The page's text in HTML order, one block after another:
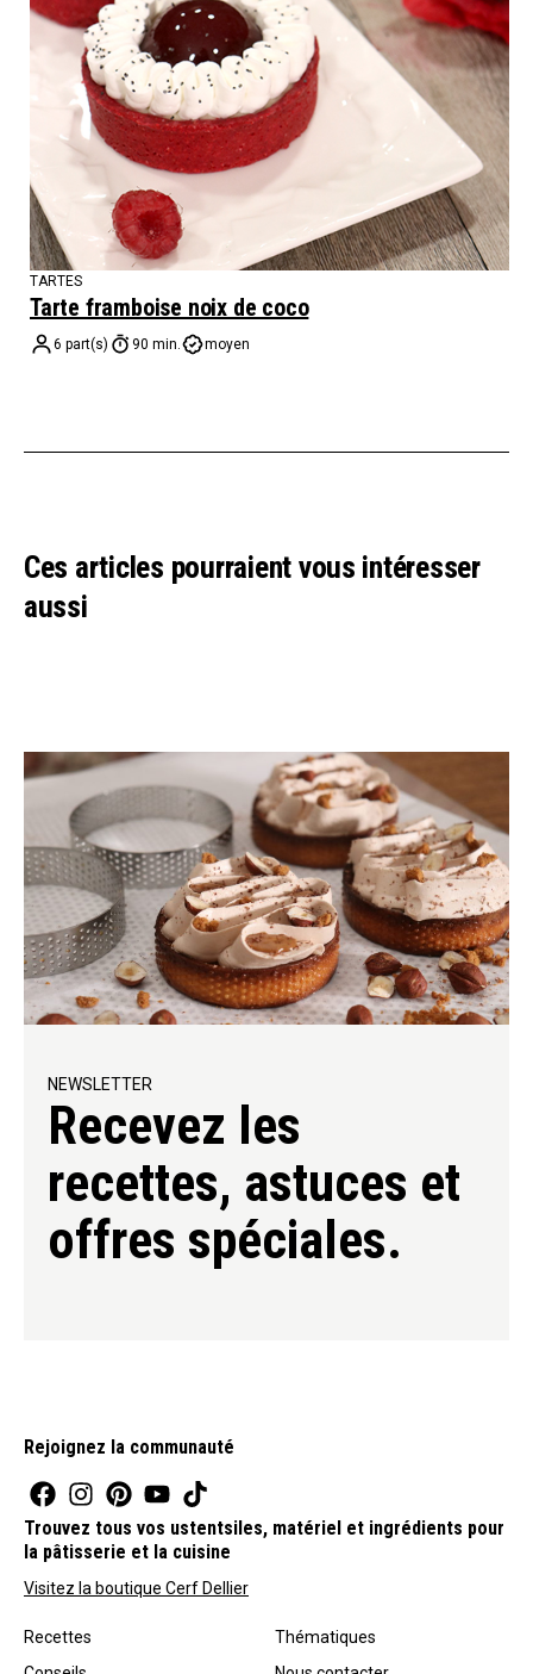
TARTES
Tarte framboise noix de coco
6 part(s) 90 min. moyen
Ces articles pourraient vous intéresser
aussi
NEWSLETTER
Recevez les
recettes, astuces et
offres spéciales.
Rejoignez la communauté
Trouvez tous vos ustentsiles, matériel et ingrédients pour
la pâtisserie et la cuisine
Visitez la boutique Cerf Dellier
Recettes
Thématiques